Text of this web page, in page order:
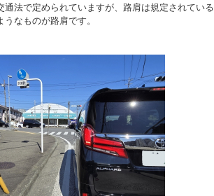
通法で定められていますが、路肩は規定されてい
うなものが路肩です。